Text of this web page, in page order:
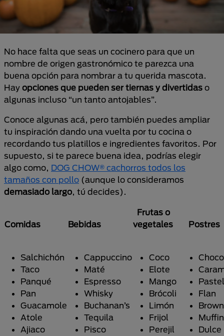
No hace falta que seas un cocinero para que un
nombre de origen gastronómico te parezca una
buena opción para nombrar a tu querida mascota.
Hay opciones que pueden ser tiernas y divertidas o
algunas incluso “un tanto antojables”.
Conoce algunas acá, pero también puedes ampliar
tu inspiración dando una vuelta por tu cocina o
recordando tus platillos e ingredientes favoritos. Por
supuesto, si te parece buena idea, podrías elegir
algo como, DOG CHOW® cachorros todos los
tamaños con pollo (aunque lo consideramos
demasiado largo, tú decides).
Comidas Bebidas
Frutas o
vegetales
Postres
Salchichón
Taco
Panqué
Pan
Guacamole
Atole
Ajiaco
Cappuccino
Maté
Espresso
Whisky
Buchanan’s
Tequila
Pisco
Coco
Elote
Mango
Brócoli
Limón
Frijol
Perejil
Pastel
Flan
Muffin
Dulce